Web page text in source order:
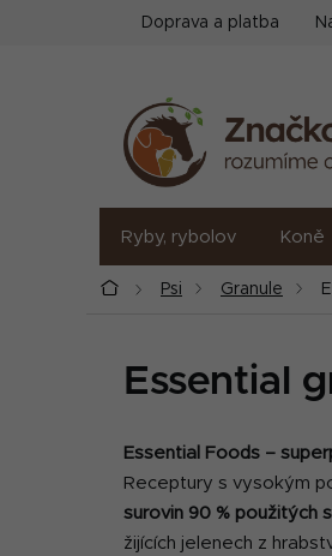
Doprava a platba
Ryby, rybolov Koně
DomůPsi Granule
Essential
Essential Foods –
Receptury s vysokým
surovin 90 % použitých
žijících jelenech z